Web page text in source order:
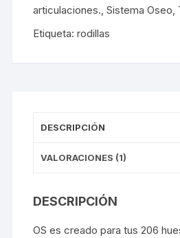
articulaciones. ,Sistema Oseo
Etiqueta:rodillas
DESCRIPCIÓN
VALORACIONES (1)
DESCRIPCIÓN
OS es creado para tus 206